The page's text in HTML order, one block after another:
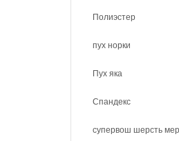
Полиэстер
пух норки
Пух яка
Спандекс
супервош шерсть